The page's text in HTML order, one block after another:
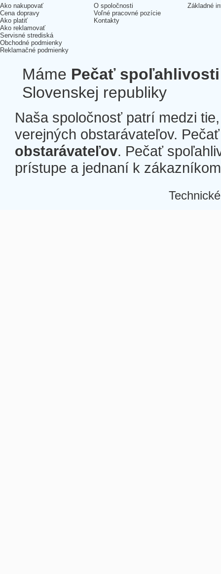
Ako nakupovať
Cena dopravy
Ako platiť
Ako reklamovať
Servisné strediská
Obchodné podmienky
Reklamačné podmienky
O spoločnosti
Voľné pracovné pozície
Kontakty
Základné
Máme Pečať spoľahlivosti
Slovenskej republiky
Naša spoločnosť patrí medzi
verejných obstarávateľov.
obstarávateľov. Pečať
prístupe a jednaní k